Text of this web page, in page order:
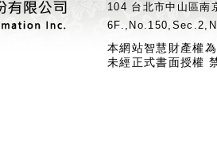
104 台北市中山區
本網站智慧財產權
未經正式書面授權